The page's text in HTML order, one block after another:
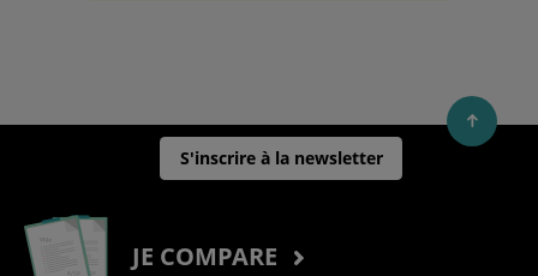
S'inscrire à la newsletter
JE COMPARE